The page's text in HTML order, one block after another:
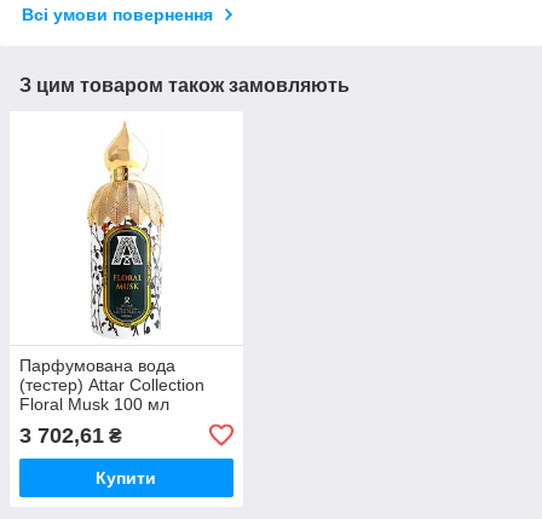
Всі умови повернення
З цим товаром також замовляють
Парфумована вода
(тестер) Attar Collection
Floral Musk 100 мл
3 702,61 ₴
Купити